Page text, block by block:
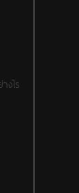
งไร